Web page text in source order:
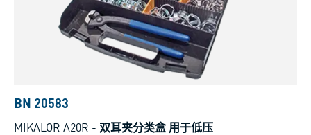
BN 20583
MIKALOR A20R - 双耳夹分类盒 用于低压